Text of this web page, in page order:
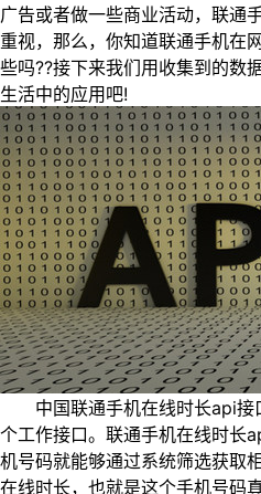
广告或者做一些商业活动，联通
重视，那么，你知道联通手机在
些吗??接下来我们用收集到的数
生活中的应用吧!
中国联通手机在线时长api接
个工作接口。联通手机在线时长
机号码就能够通过系统筛选获取
在线时长，也就是这个手机号码